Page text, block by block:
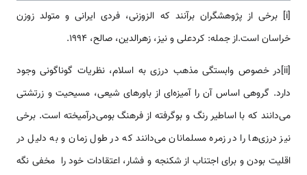
[i] برخی از پژوهشگران برآنند که الزوزنی، فردی ایرانی و متولد زوزن
خراسان است.از جمله: کردعلی و نیز، زهرالدین، صالح، 1994.
[ii]در خصوص وابستگی مذهب درزی به اسلام، نظریات گوناگونی وجود
دارد. گروهی اساس آن را آمیزه‌ای از باورهای شیعی، مسیحیت و زرتشتی
می‌دانند که با اساطیر رنگ و بوگرفته از فرهنگ بومی‌درآمیخته است. برخی
نیز درزی‌ها را در زمره مسلمانان می‌دانند که در طول زمان و به دلیل در
اقلیت بودن و برای اجتناب از شکنجه و فشار، اعتقادات خود را مخفی نگه